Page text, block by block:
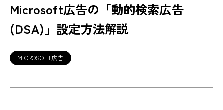
Microsoft広告の「動的検索広告
(DSA)」設定方法解説
MICROSOFT広告